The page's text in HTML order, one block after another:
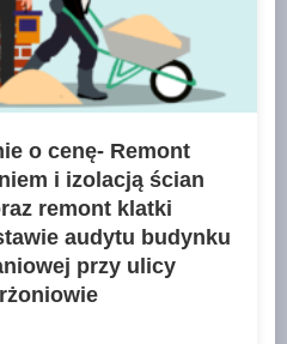
o cenę- Remont
i izolacją ścian
remont klatki
audytu budynku
przy ulicy